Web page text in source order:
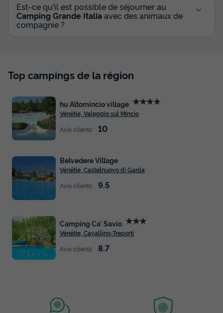
Est-ce qu'il est possible de séjourner au
Camping Grande Italiaavec des animaux de
compagnie ?
Top campings de la région
hu Altomincio village ★★★★
Vénétie, Valeggio sul Mincio
Avis clients
10
Belvedere Village
Vénétie, Castelnuovo di Garda
Avis clients
9.5
Camping Ca' Savio ★★★
Vénétie, Cavallino-Treporti
Avis clients
8.7